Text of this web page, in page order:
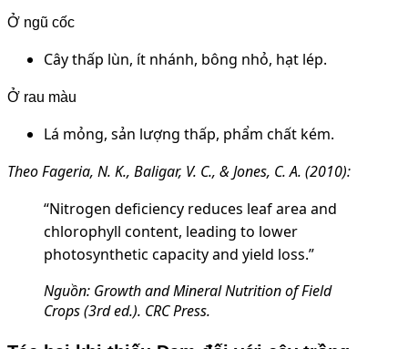
Ở ngũ cốc
Cây thấp lùn, ít nhánh, bông nhỏ, hạt lép.
Ở rau màu
Lá mỏng, sản lượng thấp, phẩm chất kém.
Theo Fageria, N. K., Baligar, V. C., & Jones, C. A. (2010):
“Nitrogen deficiency reduces leaf area and
chlorophyll content, leading to lower
photosynthetic capacity and yield loss.”
Nguồn: Growth and Mineral Nutrition of Field
Crops (3rd ed.). CRC Press.